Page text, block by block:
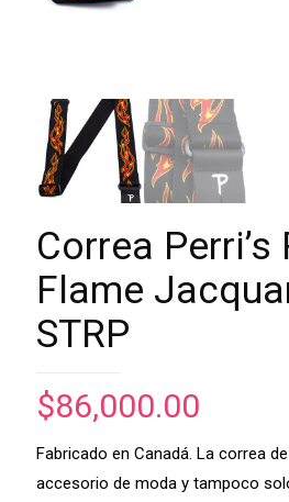
Correa
Flame
STRP
$86,000.00
Fabricado en Canadá. La correa
accesorio de moda y tampoco